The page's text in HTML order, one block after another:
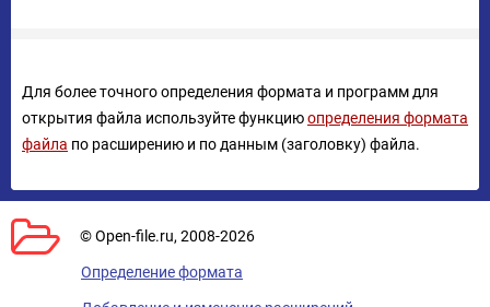
Для более точного определения формата и программ для
открытия файла используйте функциюопределения формата
файла по расширению и по данным (заголовку) файла.
© Open-file.ru, 2008-2026
Определение формата